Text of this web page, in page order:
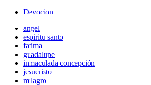
Devocion
angel
espiritu santo
fatima
guadalupe
inmaculada concepción
jesucristo
milagro